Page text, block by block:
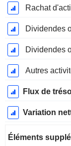
Rachat
Dividendes
Dividendes
Autres
Flux de
Variation
Éléments